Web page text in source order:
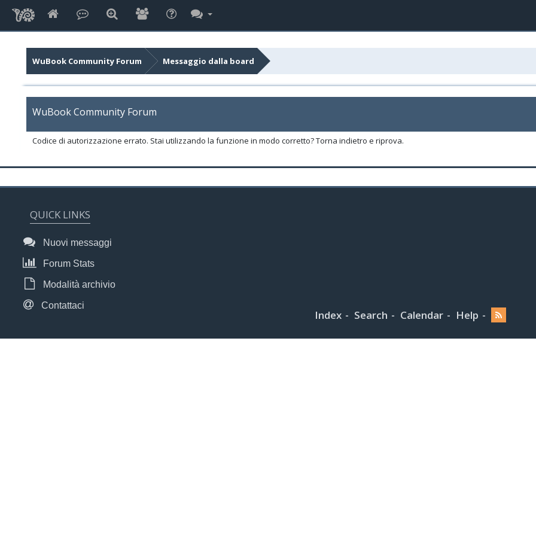
WuBook Community Forum Messaggio dalla board
WuBook Community Forum
Codice di autorizzazione errato. Stai utilizzando la funzione in modo corretto? Torna indietro e riprova.
QUICK LINKS
Nuovi messaggi
Forum Stats
Modalità archivio
Contattaci
Index Search Calendar Help